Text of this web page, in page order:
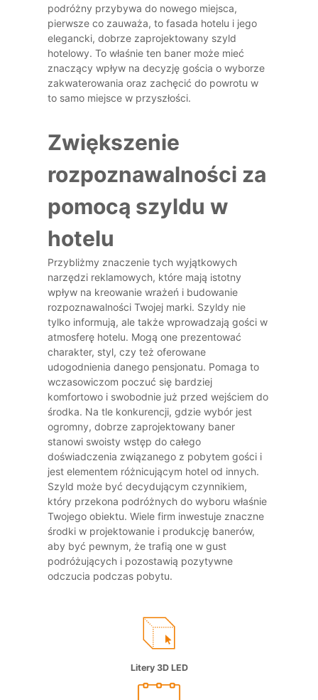
podróżny przybywa do nowego miejsca,
pierwsze co zauważa, to fasada hotelu i jego
elegancki, dobrze zaprojektowany szyld
hotelowy. To właśnie ten baner może mieć
znaczący wpływ na decyzję gościa o wyborze
zakwaterowania oraz zachęcić do powrotu w
to samo miejsce w przyszłości.
Zwiększenie
rozpoznawalności za
pomocą szyldu w
hotelu
Przybliżmy znaczenie tych wyjątkowych
narzędzi reklamowych, które mają istotny
wpływ na kreowanie wrażeń i budowanie
rozpoznawalności Twojej marki. Szyldy nie
tylko informują, ale także wprowadzają gości w
atmosferę hotelu. Mogą one prezentować
charakter, styl, czy też oferowane
udogodnienia danego pensjonatu. Pomaga to
wczasowiczom poczuć się bardziej
komfortowo i swobodnie już przed wejściem do
środka. Na tle konkurencji, gdzie wybór jest
ogromny, dobrze zaprojektowany baner
stanowi swoisty wstęp do całego
doświadczenia związanego z pobytem gości i
jest elementem różnicującym hotel od innych.
Szyld może być decydującym czynnikiem,
który przekona podróżnych do wyboru właśnie
Twojego obiektu. Wiele firm inwestuje znaczne
środki w projektowanie i produkcję banerów,
aby być pewnym, że trafią one w gust
podróżujących i pozostawią pozytywne
odczucia podczas pobytu.
Litery 3D LED